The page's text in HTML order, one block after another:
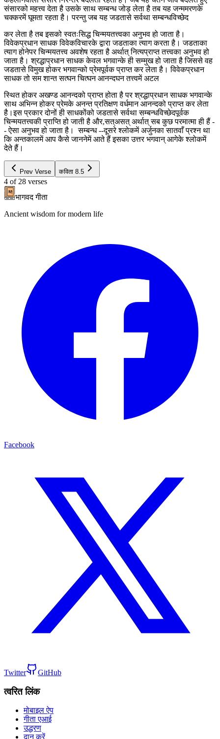
संसारको महत्त्व देता है उसके साथ सम्बन्ध जोड़ लेता है तब यह जन्ममरणके
चक्करमें घूमता रहता है। परन्तु जब यह जडतासे सर्वथा सम्बन्धविच्छेद
कर लेता है तब इसको स्वतःसिद्ध चिन्मयतत्त्वका अनुभव हो जाता है।
विवेकप्रधान साधक विवेकविचारके द्वारा जडताका त्याग करता है। जडताका
त्याग होनेपर चिन्मयतत्त्व अवशेष रहता है अर्थात् नित्यप्राप्त तत्त्वका अनुभव हो
जाता है। श्रद्धाप्रधान साधक केवल भगवान्के ही सम्मुख हो जाता है जिससे वह
जडतासे विमुख होकर भगवान्को प्रेमपूर्वक प्राप्त कर लेता है। विवेकप्रधान
साधक तो सम शान्त सत्घन चित्घन आनन्दघन तत्त्वमें अटल
स्थित होकर अखण्ड आनन्दको प्राप्त होता है पर श्रद्धाप्रधान साधक भगवान्के
साथ अभिन्न होकर प्रेमके अनन्त प्रतिक्षण वर्धमान आनन्दको प्राप्त कर लेता
है।इस प्रकार दोनों ही साधकोंको जडतासे सर्वथा सम्बन्धविच्छेदपूर्वक
चिन्मयतत्त्वकी प्राप्ति हो जाती है और,सत्असत् अर्थात् सब कुछ परमात्मा ही हैं -
- ऐसा अनुभव हो जाता है। सम्बन्ध --दूसरे श्लोकमें अर्जुनका सातवाँ प्रश्न था
कि अन्तकालमें आप कैसे जाननेमें आते हैं इसका उत्तर भगवान् आगेके श्लोकमें
देते हैं।
Prev Verse कविता 8.5
4 of 28 verses
भागवद गीता
Ancient wisdom for modern life
Facebook
Twitter GitHub
त्वरित लिंक
मोबाइल ऐप
गीता एआई
उद्धरण
दान करें